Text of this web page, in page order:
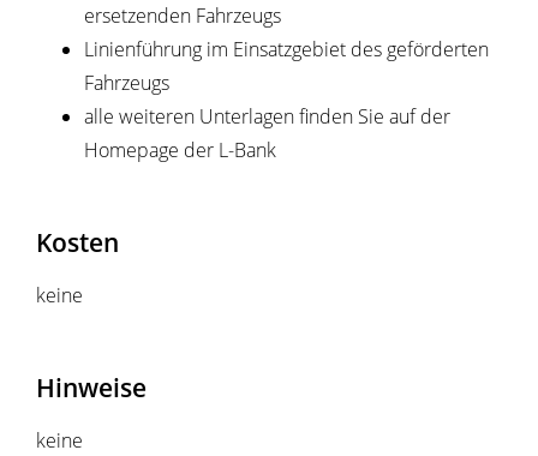
ersetzenden Fahrzeugs
Linienführung im Einsatzgebiet des geförderten
Fahrzeugs
alle weiteren Unterlagen finden Sie auf der
Homepage der L-Bank
Kosten
keine
Hinweise
keine